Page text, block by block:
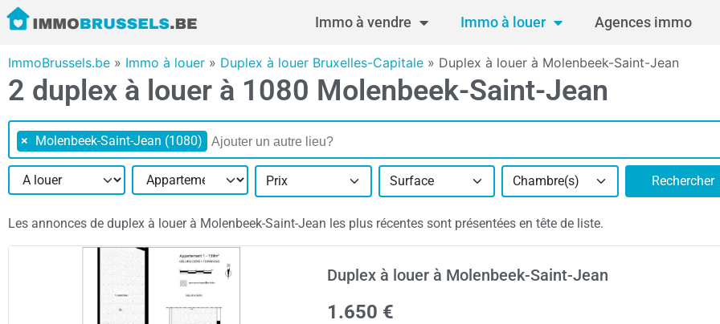
Immo à vendre Immo à louer Agences immo
ImmoBrussels.be » Immo à louer » Duplex à louer Bruxelles-Capitale » Duplex à louer à Molenbeek-Saint-Jean
2 duplex à louer à 1080 Molenbeek-Saint-Jean
× Molenbeek-Saint-Jean (1080)
Prix Surface Chambre(s) Rechercher
Les annonces de duplex à louer à Molenbeek-Saint-Jean les plus récentes sont présentées en tête de liste.
Duplex à louer à Molenbeek-Saint-Jean
1.650 €